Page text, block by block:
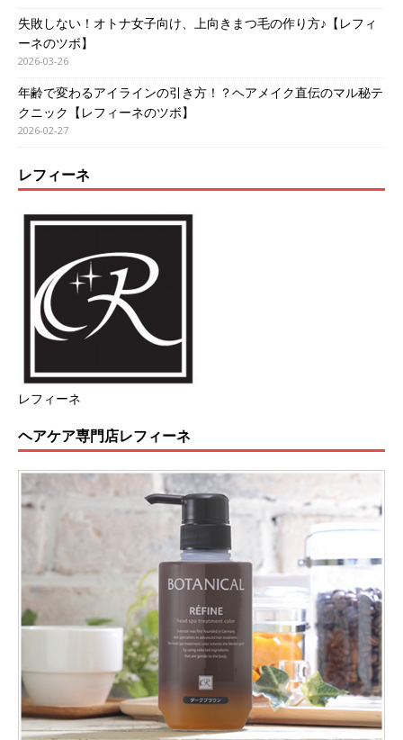
失敗しない！オトナ女子向け、上向きまつ毛の作り方♪【レフィ
ーネのツボ】
2026-03-26
年齢で変わるアイラインの引き方！？ヘアメイク直伝のマル秘テ
クニック【レフィーネのツボ】
2026-02-27
レフィーネ
レフィーネ
ヘアケア専門店レフィーネ